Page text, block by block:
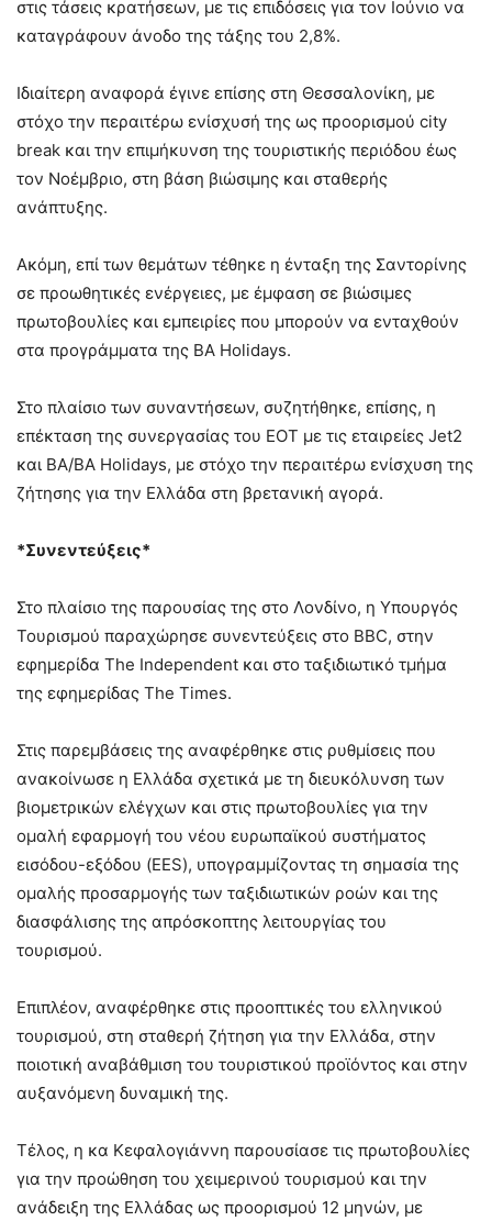
στις τάσεις κρατήσεων, με τις επιδόσεις για τον Ιούνιο να
καταγράφουν άνοδο της τάξης του 2,8%.
Ιδιαίτερη αναφορά έγινε επίσης στη Θεσσαλονίκη, με
στόχο την περαιτέρω ενίσχυσή της ως προορισμού city
break και την επιμήκυνση της τουριστικής περιόδου έως
τον Νοέμβριο, στη βάση βιώσιμης και σταθερής
ανάπτυξης.
Ακόμη, επί των θεμάτων τέθηκε η ένταξη της Σαντορίνης
σε προωθητικές ενέργειες, με έμφαση σε βιώσιμες
πρωτοβουλίες και εμπειρίες που μπορούν να ενταχθούν
στα προγράμματα της BA Holidays.
Στο πλαίσιο των συναντήσεων, συζητήθηκε, επίσης, η
επέκταση της συνεργασίας του ΕΟΤ με τις εταιρείες Jet2
και BA/BA Holidays, με στόχο την περαιτέρω ενίσχυση της
ζήτησης για την Ελλάδα στη βρετανική αγορά.
*Συνεντεύξεις*
Στο πλαίσιο της παρουσίας της στο Λονδίνο, η Υπουργός
Τουρισμού παραχώρησε συνεντεύξεις στο BBC, στην
εφημερίδα The Independent και στο ταξιδιωτικό τμήμα
της εφημερίδας The Times.
Στις παρεμβάσεις της αναφέρθηκε στις ρυθμίσεις που
ανακοίνωσε η Ελλάδα σχετικά με τη διευκόλυνση των
βιομετρικών ελέγχων και στις πρωτοβουλίες για την
ομαλή εφαρμογή του νέου ευρωπαϊκού συστήματος
εισόδου-εξόδου (EES), υπογραμμίζοντας τη σημασία της
ομαλής προσαρμογής των ταξιδιωτικών ροών και της
διασφάλισης της απρόσκοπτης λειτουργίας του
τουρισμού.
Επιπλέον, αναφέρθηκε στις προοπτικές του ελληνικού
τουρισμού, στη σταθερή ζήτηση για την Ελλάδα, στην
ποιοτική αναβάθμιση του τουριστικού προϊόντος και στην
αυξανόμενη δυναμική της.
Τέλος, η κα Κεφαλογιάννη παρουσίασε τις πρωτοβουλίες
για την προώθηση του χειμερινού τουρισμού και την
ανάδειξη της Ελλάδας ως προορισμού 12 μηνών, με